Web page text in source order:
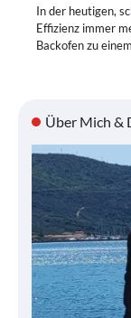
In der heutigen,
Effizienz immer
Backofen zu
Über Mich &